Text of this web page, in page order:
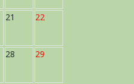
21 22
28 29